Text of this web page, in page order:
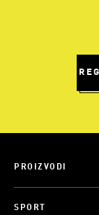
PROIZVODI
SPORT